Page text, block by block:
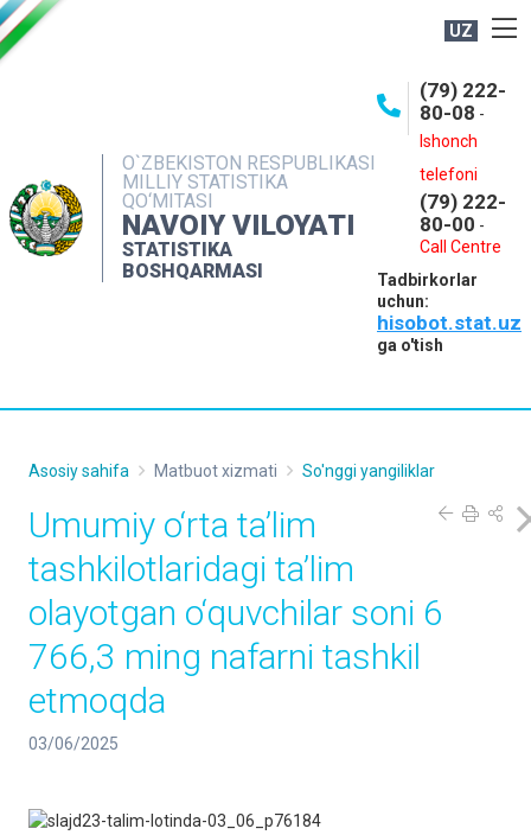
UZ
O`ZBEKISTON RESPUBLIKASI
MILLIY STATISTIKA
QO‘MITASI
NAVOIY VILOYATI
STATISTIKA
BOSHQARMASI
(79) 222-
80-08 -
Ishonch
telefoni
(79) 222-
80-00 -
Call Centre
Tadbirkorlar
uchun:
hisobot.stat.uz
ga o'tish
OCHIQ MA'LUMOTLAR
INTERAKTIV XIZMATLAR
MUROJAATLAR
Asosiy sahifa Matbuot xizmati So'nggi yangiliklar
Umumiy o‘rta ta’lim
tashkilotlaridagi ta’lim
olayotgan o‘quvchilar soni 6
766,3 ming nafarni tashkil
etmoqda
03/06/2025